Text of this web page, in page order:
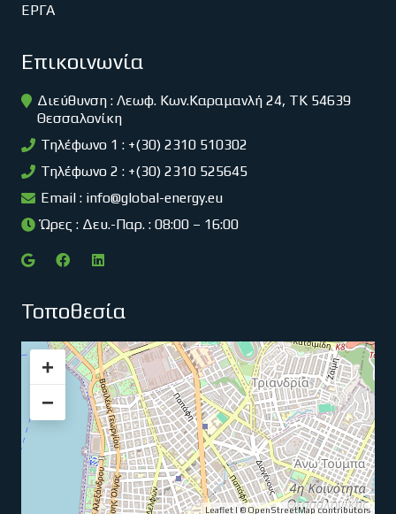
ΕΡΓΑ
Επικοινωνία
Διεύθυνση : Λεωφ. Κων.Καραμανλή 24, ΤΚ 54639
Θεσσαλονίκη
Τηλέφωνο 1 : +(30) 2310 510302
Τηλέφωνο 2 : +(30) 2310 525645
Email : info@global-energy.eu
Ώρες : Δευ.-Παρ. : 08:00 – 16:00
Τοποθεσία
+
−
Leaflet | ©OpenStreetMapcontributors